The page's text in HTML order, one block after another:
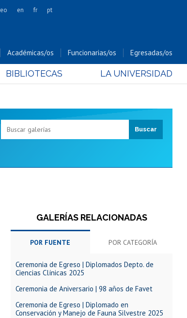
Forestales y Conservación
Cs. Sociales
Gobierno
Bachillerato
en fr pt
Académicas/os Funcionarias/os Egresadas/os
BIBLIOTECAS LA UNIVERSIDAD
GALERÍAS RELACIONADAS
POR FUENTE POR CATEGORÍA
Ceremonia de Egreso | Diplomados Depto. de
Ciencias Clínicas 2025
Ceremonia de Aniversario | 98 años de Favet
Ceremonia de Egreso | Diplomado en
Conservación y Manejo de Fauna Silvestre 2025